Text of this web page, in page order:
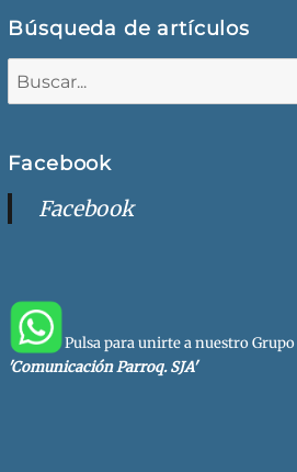
Búsqueda de artículos
Facebook
Facebook
Pulsa para unirte a nuestro
'Comunicación Parroq. SJA'